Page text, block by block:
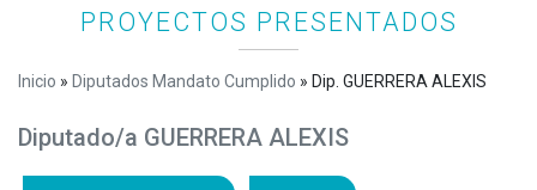
PROYECTOS PRESENTADOS
Inicio » Diputados Mandato Cumplido » Dip. GUERRERA ALEXIS
Diputado/a GUERRERA ALEXIS